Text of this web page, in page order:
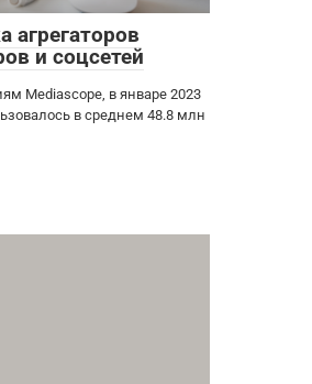
агрегаторов
и соцсетей
Mediascope, в январе 2023
в среднем 48.8 млн